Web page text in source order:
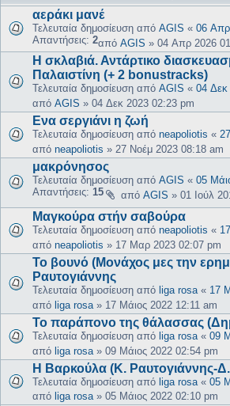
αεράκι μανέ
Τελευταία δημοσίευση από AGIS « 06
Απαντήσεις: 2από AGIS » 04 Απρ 2026
Η σκλαβιά. Αντάρτικο
Παλαιστίνη (+ 2 bonustracks)
Τελευταία δημοσίευση από AGIS « 04 Δεκ
από AGIS » 04 Δεκ 2023 02:23 pm
Ενα σεργιάνι η ζωή
Τελευταία δημοσίευση από neapoliotis «
από neapoliotis » 27 Νοέμ 2023 08:18 am
μακρόνησος
Τελευταία δημοσίευση από AGIS « 05
Απαντήσεις: 15 από AGIS » 01 Ιούλ
Μαγκούρα στήν σαβούρα
Τελευταία δημοσίευση από neapoliotis «
από neapoliotis » 17 Μαρ 2023 02:07 pm
Το βουνό (Μονάχος μες την
Ραυτογιάννης
Τελευταία δημοσίευση από liga rosa « 17
από liga rosa » 17 Μάιος 2022 12:11 am
Το παράπονο της θάλασσας
Τελευταία δημοσίευση από liga rosa « 09
από liga rosa » 09 Μάιος 2022 02:54 pm
Η Βαρκούλα (Κ. Ραυτογιάννης-
Τελευταία δημοσίευση από liga rosa « 05
από liga rosa» 05 Μάιος 2022 02:10 pm